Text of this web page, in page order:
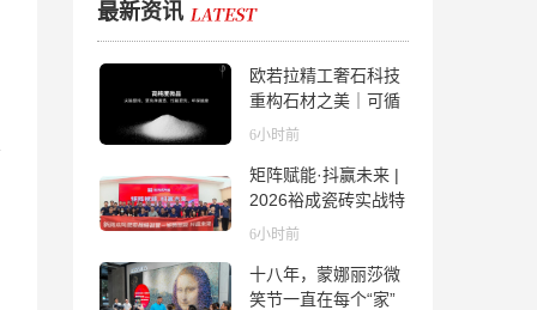
最新资讯
欧若拉精工奢石科技
重构石材之美｜可循
环高纯度微晶，重新
6小时前
矩阵赋能·抖赢未来 |
2026裕成瓷砖实战特
训营圆满收官
6小时前
十八年，蒙娜丽莎微
笑节一直在每个“家”